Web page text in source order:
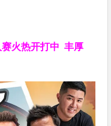
赛火热开打中 丰厚